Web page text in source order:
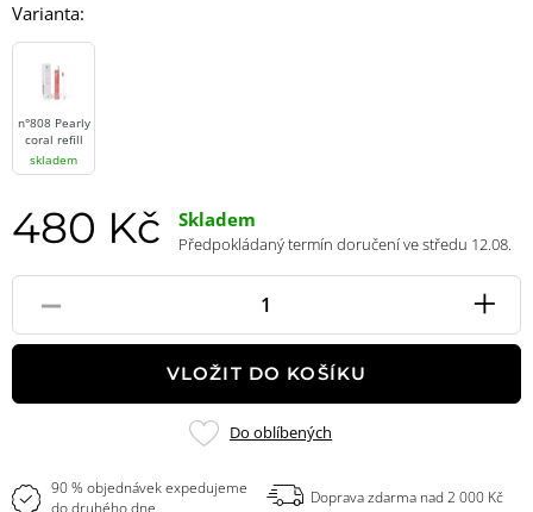
Varianta:
n°808 Pearly
coral refill
skladem
480 Kč Skladem
Předpokládaný termín doručení ve středu 12.08.
-
Pole
množství
+
VLOŽIT DO KOŠÍKU
Přidat
Do oblíbených
90 % objednávek expedujeme
do druhého dne
Doprava zdarma nad 2 000 Kč